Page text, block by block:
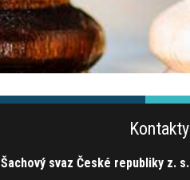
Kontakty
Šachový svaz České republiky z. s.